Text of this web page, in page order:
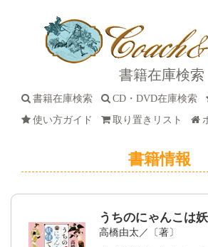
書籍在庫検索
書籍在庫検索 CD・DVD在庫検索
使い方ガイド
取り置きリスト
書籍情報
うちのにゃんこは
高橋由太／〔著〕